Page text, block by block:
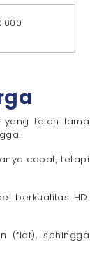
yang telah lama
cepat, tetapi
berkualitas HD.
(flat), sehingga